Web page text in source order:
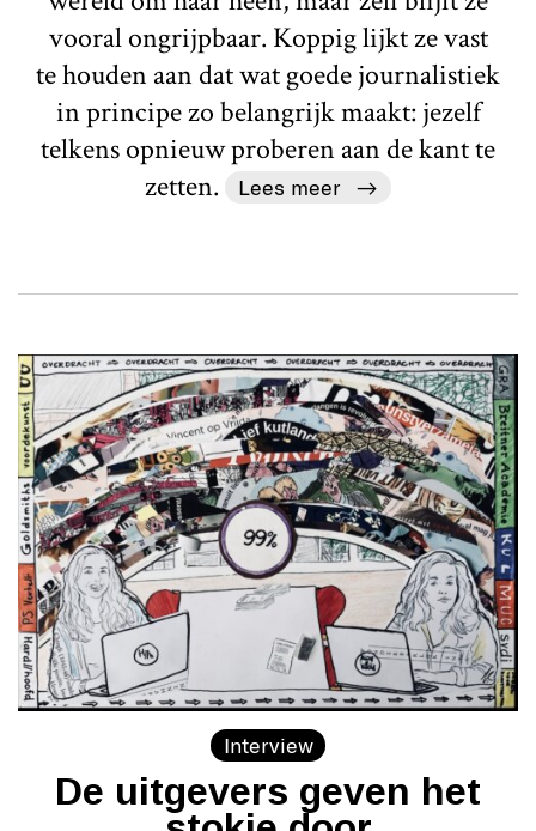
vooral ongrijpbaar. Koppig lijkt ze vast
te houden aan dat wat goede journalistiek
in principe zo belangrijk maakt: jezelf
telkens opnieuw proberen aan de kant te
zetten.
Lees meer
Interview
De uitgevers geven het